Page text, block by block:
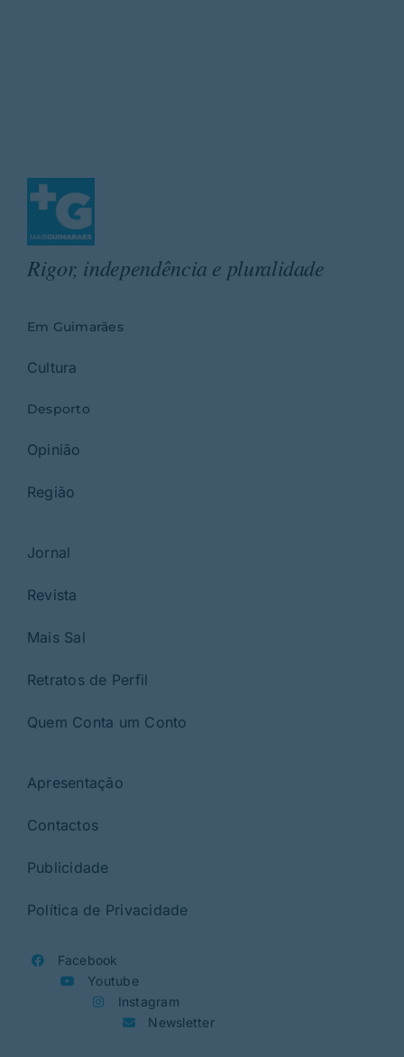
Rigor, independência e pluralidade
Em Guimarães
Cultura
Desporto
Opinião
Região
Jornal
Revista
Mais Sal
Retratos de Perfil
Quem Conta um Conto
Apresentação
Contactos
Publicidade
Política de Privacidade
Facebook
Youtube
Instagram
Newsletter